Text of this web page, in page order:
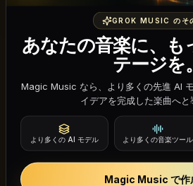
Music GPT AI音楽ジ
始める
必要なオーディオを説明し、
成し、最も強力な要素を中
い。
GROK MUSIC のそ
あなたの音楽に、も
テージを。
Magic Music なら、より多くの先進 AI
イデアを完成した楽曲へと
より多くの AI モデル より多くの音楽ツール
Magic Music で作